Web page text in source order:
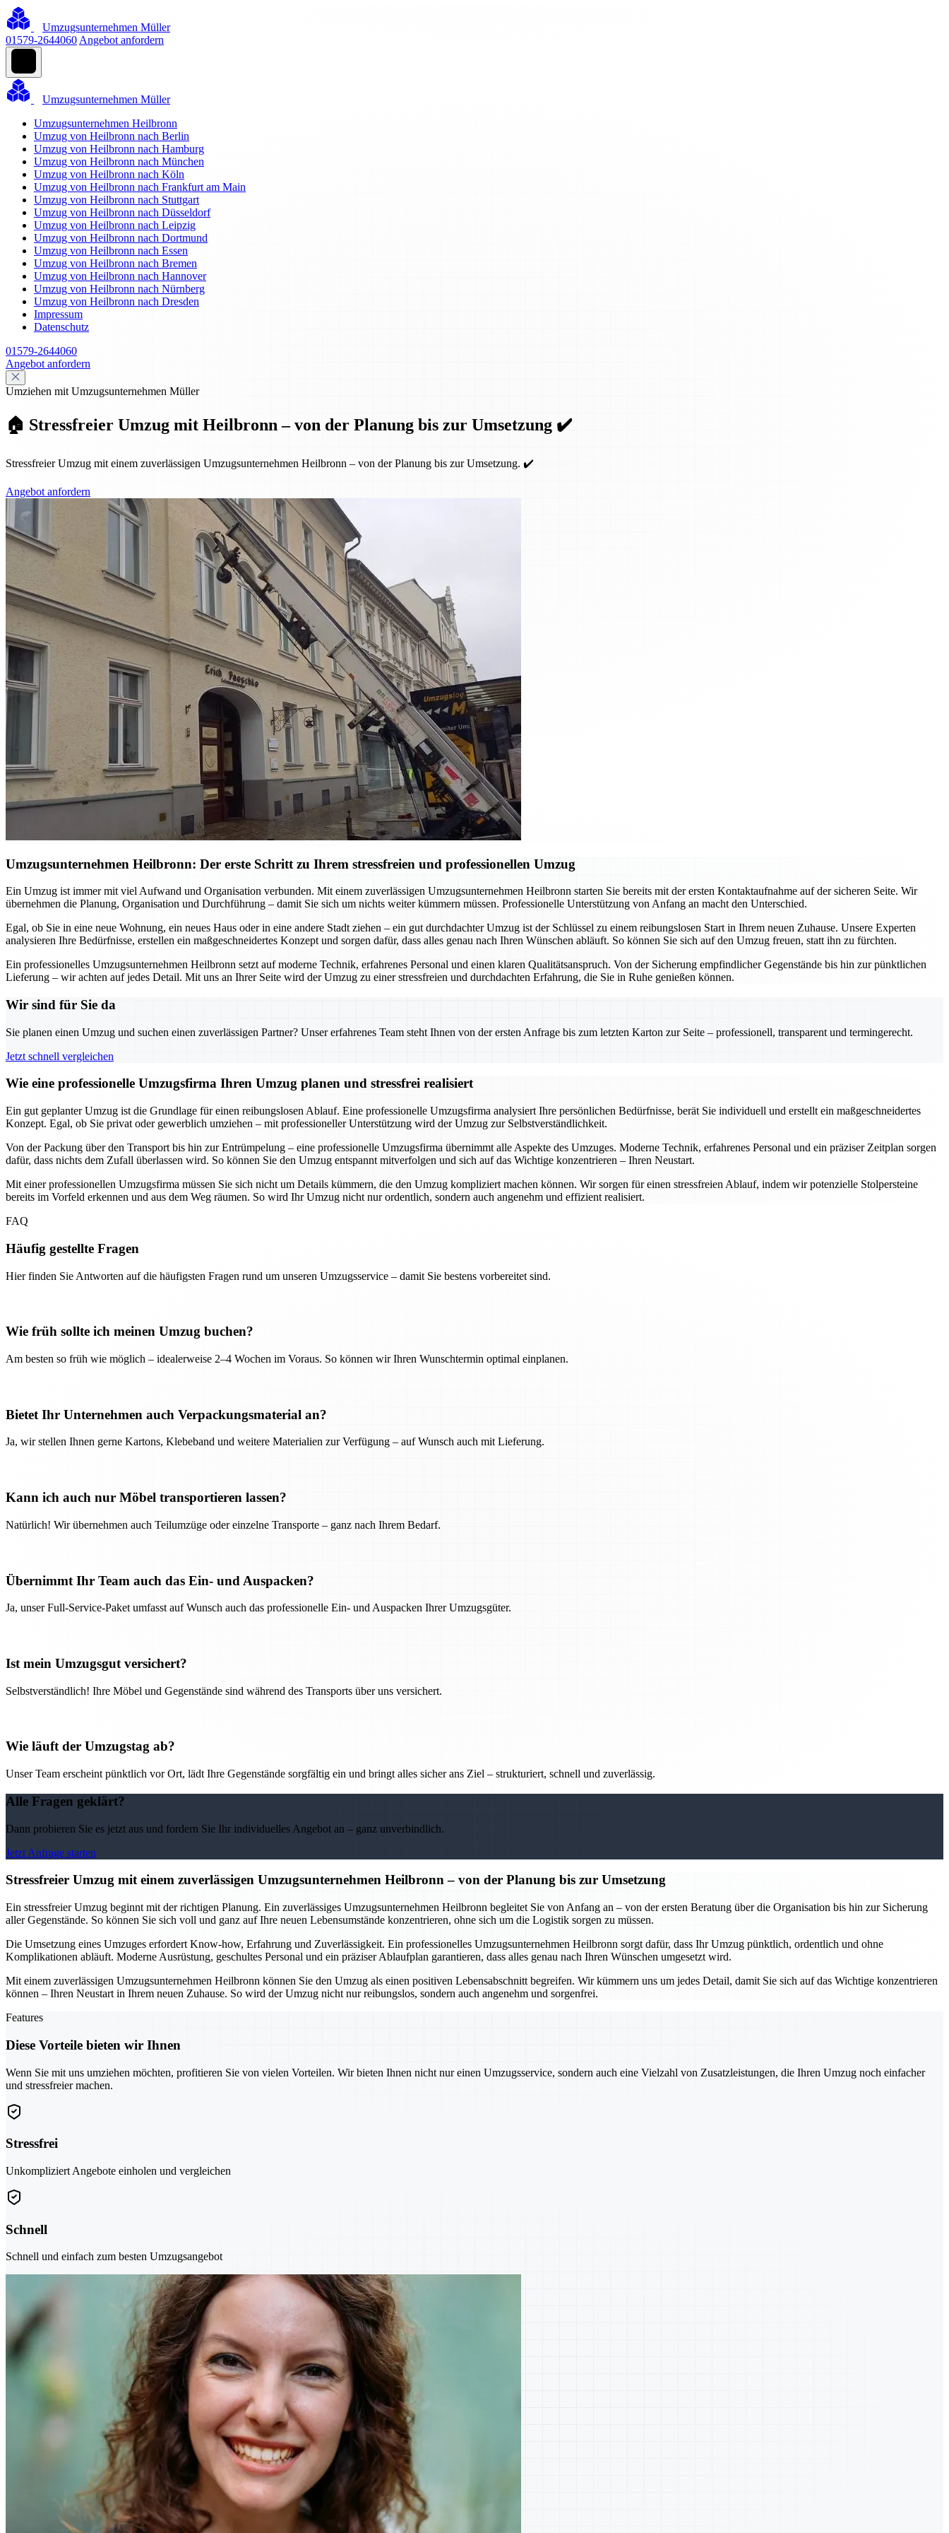
Umzugsunternehmen Müller
01579-2644060 Angebot anfordern
Umzugsunternehmen Müller
Umzugsunternehmen Heilbronn
Umzug von Heilbronn nach Berlin
Umzug von Heilbronn nach Hamburg
Umzug von Heilbronn nach München
Umzug von Heilbronn nach Köln
Umzug von Heilbronn nach Frankfurt am Main
Umzug von Heilbronn nach Stuttgart
Umzug von Heilbronn nach Düsseldorf
Umzug von Heilbronn nach Leipzig
Umzug von Heilbronn nach Dortmund
Umzug von Heilbronn nach Essen
Umzug von Heilbronn nach Bremen
Umzug von Heilbronn nach Hannover
Umzug von Heilbronn nach Nürnberg
Umzug von Heilbronn nach Dresden
Impressum
Datenschutz
01579-2644060
Angebot anfordern
Umziehen mit Umzugsunternehmen Müller
🏠 Stressfreier Umzug mit Heilbronn – von der Planung bis zur Umsetzung ✔️
Stressfreier Umzug mit einem zuverlässigen Umzugsunternehmen Heilbronn – von der Planung bis zur Umsetzung. ✔️
Angebot anfordern
Umzugsunternehmen Heilbronn: Der erste Schritt zu Ihrem stressfreien und professionellen Umzug
Ein Umzug ist immer mit viel Aufwand und Organisation verbunden. Mit einem zuverlässigen Umzugsunternehmen Heilbronn starten Sie bereits mit der ersten Kontaktaufnahme auf der sicheren Seite. Wir
übernehmen die Planung, Organisation und Durchführung – damit Sie sich um nichts weiter kümmern müssen. Professionelle Unterstützung von Anfang an macht den Unterschied.
Egal, ob Sie in eine neue Wohnung, ein neues Haus oder in eine andere Stadt ziehen – ein gut durchdachter Umzug ist der Schlüssel zu einem reibungslosen Start in Ihrem neuen Zuhause. Unsere Experten
analysieren Ihre Bedürfnisse, erstellen ein maßgeschneidertes Konzept und sorgen dafür, dass alles genau nach Ihren Wünschen abläuft. So können Sie sich auf den Umzug freuen, statt ihn zu fürchten.
Ein professionelles Umzugsunternehmen Heilbronn setzt auf moderne Technik, erfahrenes Personal und einen klaren Qualitätsanspruch. Von der Sicherung empfindlicher Gegenstände bis hin zur pünktlichen
Lieferung – wir achten auf jedes Detail. Mit uns an Ihrer Seite wird der Umzug zu einer stressfreien und durchdachten Erfahrung, die Sie in Ruhe genießen können.
Wir sind für Sie da
Sie planen einen Umzug und suchen einen zuverlässigen Partner? Unser erfahrenes Team steht Ihnen von der ersten Anfrage bis zum letzten Karton zur Seite – professionell, transparent und termingerecht.
Jetzt schnell vergleichen
Wie eine professionelle Umzugsfirma Ihren Umzug planen und stressfrei realisiert
Ein gut geplanter Umzug ist die Grundlage für einen reibungslosen Ablauf. Eine professionelle Umzugsfirma analysiert Ihre persönlichen Bedürfnisse, berät Sie individuell und erstellt ein maßgeschneidertes
Konzept. Egal, ob Sie privat oder gewerblich umziehen – mit professioneller Unterstützung wird der Umzug zur Selbstverständlichkeit.
Von der Packung über den Transport bis hin zur Entrümpelung – eine professionelle Umzugsfirma übernimmt alle Aspekte des Umzuges. Moderne Technik, erfahrenes Personal und ein präziser Zeitplan sorgen
dafür, dass nichts dem Zufall überlassen wird. So können Sie den Umzug entspannt mitverfolgen und sich auf das Wichtige konzentrieren – Ihren Neustart.
Mit einer professionellen Umzugsfirma müssen Sie sich nicht um Details kümmern, die den Umzug kompliziert machen können. Wir sorgen für einen stressfreien Ablauf, indem wir potenzielle Stolpersteine
bereits im Vorfeld erkennen und aus dem Weg räumen. So wird Ihr Umzug nicht nur ordentlich, sondern auch angenehm und effizient realisiert.
FAQ
Häufig gestellte Fragen
Hier finden Sie Antworten auf die häufigsten Fragen rund um unseren Umzugsservice – damit Sie bestens vorbereitet sind.
Wie früh sollte ich meinen Umzug buchen?
Am besten so früh wie möglich – idealerweise 2–4 Wochen im Voraus. So können wir Ihren Wunschtermin optimal einplanen.
Bietet Ihr Unternehmen auch Verpackungsmaterial an?
Ja, wir stellen Ihnen gerne Kartons, Klebeband und weitere Materialien zur Verfügung – auf Wunsch auch mit Lieferung.
Kann ich auch nur Möbel transportieren lassen?
Natürlich! Wir übernehmen auch Teilumzüge oder einzelne Transporte – ganz nach Ihrem Bedarf.
Übernimmt Ihr Team auch das Ein- und Auspacken?
Ja, unser Full-Service-Paket umfasst auf Wunsch auch das professionelle Ein- und Auspacken Ihrer Umzugsgüter.
Ist mein Umzugsgut versichert?
Selbstverständlich! Ihre Möbel und Gegenstände sind während des Transports über uns versichert.
Wie läuft der Umzugstag ab?
Unser Team erscheint pünktlich vor Ort, lädt Ihre Gegenstände sorgfältig ein und bringt alles sicher ans Ziel – strukturiert, schnell und zuverlässig.
Alle Fragen geklärt?
Dann probieren Sie es jetzt aus und fordern Sie Ihr individuelles Angebot an – ganz unverbindlich.
Jetzt Anfrage starten
Stressfreier Umzug mit einem zuverlässigen Umzugsunternehmen Heilbronn – von der Planung bis zur Umsetzung
Ein stressfreier Umzug beginnt mit der richtigen Planung. Ein zuverlässiges Umzugsunternehmen Heilbronn begleitet Sie von Anfang an – von der ersten Beratung über die Organisation bis hin zur Sicherung
aller Gegenstände. So können Sie sich voll und ganz auf Ihre neuen Lebensumstände konzentrieren, ohne sich um die Logistik sorgen zu müssen.
Die Umsetzung eines Umzuges erfordert Know-how, Erfahrung und Zuverlässigkeit. Ein professionelles Umzugsunternehmen Heilbronn sorgt dafür, dass Ihr Umzug pünktlich, ordentlich und ohne
Komplikationen abläuft. Moderne Ausrüstung, geschultes Personal und ein präziser Ablaufplan garantieren, dass alles genau nach Ihren Wünschen umgesetzt wird.
Mit einem zuverlässigen Umzugsunternehmen Heilbronn können Sie den Umzug als einen positiven Lebensabschnitt begreifen. Wir kümmern uns um jedes Detail, damit Sie sich auf das Wichtige konzentrieren
können – Ihren Neustart in Ihrem neuen Zuhause. So wird der Umzug nicht nur reibungslos, sondern auch angenehm und sorgenfrei.
Features
Diese Vorteile bieten wir Ihnen
Wenn Sie mit uns umziehen möchten, profitieren Sie von vielen Vorteilen. Wir bieten Ihnen nicht nur einen Umzugsservice, sondern auch eine Vielzahl von Zusatzleistungen, die Ihren Umzug noch einfacher
und stressfreier machen.
Stressfrei
Unkompliziert Angebote einholen und vergleichen
Schnell
Schnell und einfach zum besten Umzugsangebot